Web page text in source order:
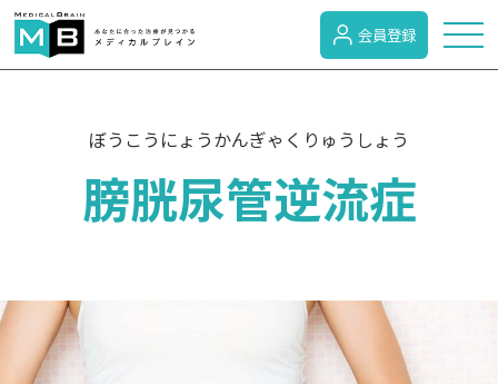
症状検索
病気のカテゴリー
会員登録
ぼうこうにょうかんぎゃくりゅうしょう
膀胱尿管逆流症